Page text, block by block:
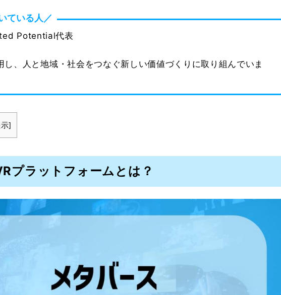
ている人／
Potential代表
し、人と地域・社会をつなぐ新しい価値づくりに取り組んでいま
]
プラットフォームとは？